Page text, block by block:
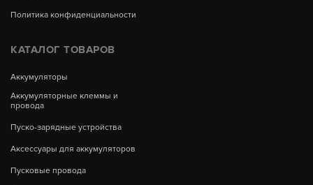
Политика конфиденциальности
КАТАЛОГ ТОВАРОВ
Аккумуляторы
Аккумуляторные клеммы и
провода
Пуско-зарядные устройства
Аксессуары для аккумуляторов
Пусковые провода